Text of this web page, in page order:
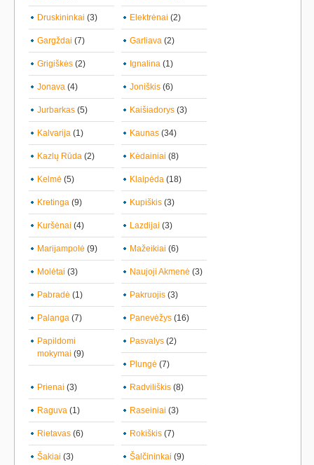
Druskininkai (3) Elektrėnai (2)
Gargždai (7) Garliava (2)
Grigiškės (2) Ignalina (1)
Jonava (4) Joniškis (6)
Jurbarkas (5) Kaišiadorys (3)
Kalvarija (1) Kaunas (34)
Kazlų Rūda (2) Kėdainiai (8)
Kelmė (5) Klaipėda (18)
Kretinga (9) Kupiškis (3)
Kuršėnai (4) Lazdijai (3)
Marijampolė (9) Mažeikiai (6)
Molėtai (3) Naujoji Akmenė (3)
Pabradė (1) Pakruojis (3)
Palanga (7) Panevėžys (16)
Papildomi
mokymai (9)
Pasvalys (2)
Plungė (7)
Prienai (3) Radviliškis (8)
Raguva (1) Raseiniai (3)
Rietavas (6) Rokiškis (7)
Šakiai (3) Šalčininkai (9)